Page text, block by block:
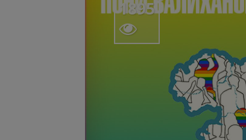
1895
